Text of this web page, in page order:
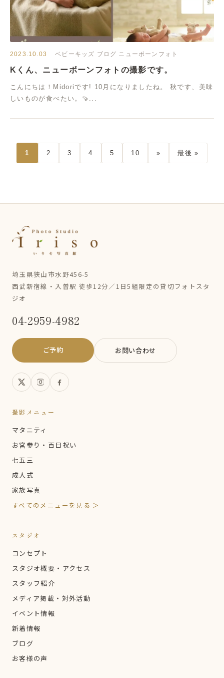
2023.10.03 ベビーキッズ ブログ ニューボーンフォト
Kくん、ニューボーンフォトの撮影です。
こんにちは！Midoriです! 10月になりましたね。 秋です、美味
しいものが食べたい。🍠...
1 2 3 4 5 10 » 最後 »
埼玉県狭山市水野456-5
西武新宿線・入曽駅 徒歩12分／1日5組限定の貸切フォトスタ
ジオ
04-2959-4982
ご予約 お問い合わせ
撮影メニュー
マタニティ
お宮参り・百日祝い
七五三
成人式
家族写真
すべてのメニューを見る ＞
スタジオ
コンセプト
スタジオ概要・アクセス
スタッフ紹介
メディア掲載・対外活動
イベント情報
新着情報
ブログ
お客様の声